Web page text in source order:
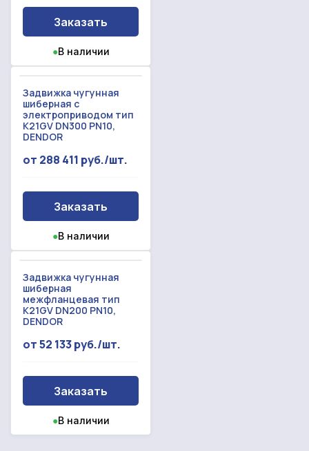
Заказать
●В наличии
Задвижка чугунная
шиберная с
электроприводом тип
K21GV DN300 PN10,
DENDOR
от 288 411 руб./шт.
Заказать
●В наличии
Задвижка чугунная
шиберная
межфланцевая тип
K21GV DN200 PN10,
DENDOR
от 52 133 руб./шт.
Заказать
●В наличии